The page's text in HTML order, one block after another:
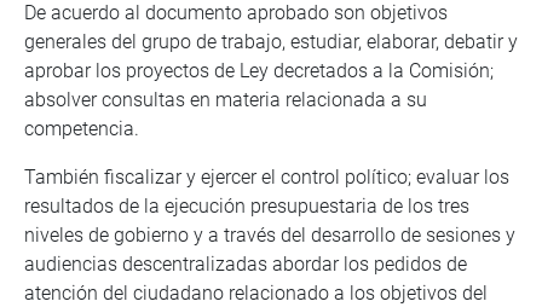
De acuerdo al documento aprobado son objetivos
generales del grupo de trabajo, estudiar, elaborar, debatir y
aprobar los proyectos de Ley decretados a la Comisión;
absolver consultas en materia relacionada a su
competencia.
También fiscalizar y ejercer el control político; evaluar los
resultados de la ejecución presupuestaria de los tres
niveles de gobierno y a través del desarrollo de sesiones y
audiencias descentralizadas abordar los pedidos de
atención del ciudadano relacionado a los objetivos del